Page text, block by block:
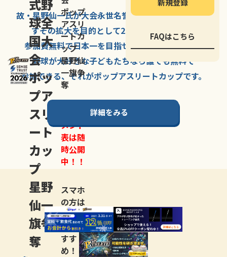
式野
球全
国大
会
ポッ
プア
スリ
ート
カッ
プ
星野
仙一
旗争
奪
ポップ
アスリ
ートカ
ップ
星野仙
一旗争
奪
メント
表は随
時公開
中！！
スマホ
の方は
LINE登
録がお
すす
め！
新規登録
FAQはこちら
故・星野仙一氏が大会永世名誉会長を務める、野球の
すその拡大を目的として2007年に
参加費無料で日本一を目指せる唯一の野球大会。
野球が大好きな子どもたちなら誰でも無料で
参加できる、それがポップアスリートカップです。
詳細をみる